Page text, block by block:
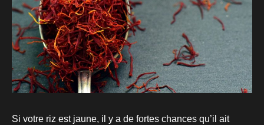
Si votre riz est jaune, il y a de fortes chances qu’il ait